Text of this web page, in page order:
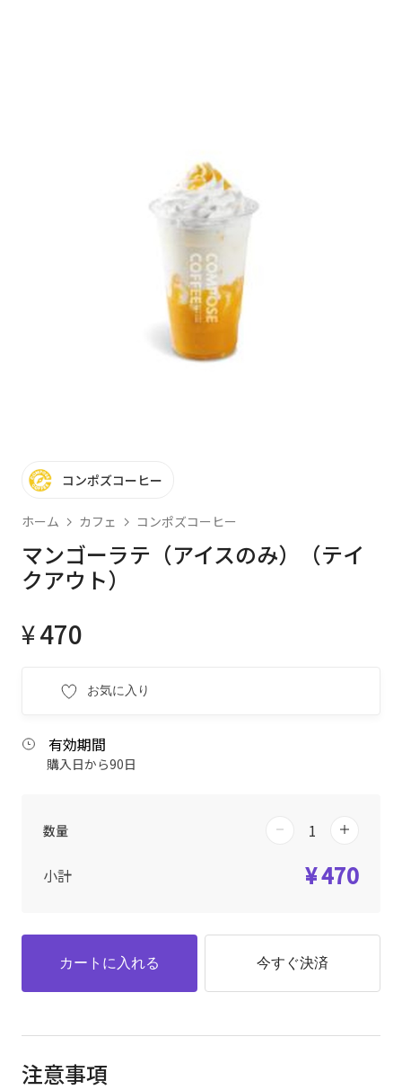
コンポズコーヒー
ホーム カフェ コンポズコーヒー
マンゴーラテ（アイスのみ）（テイ
クアウト）
¥470
お気に入り
有効期間
購入日から90日
数量
小計 ¥ 470
カートに入れる 今すぐ決済
注意事項